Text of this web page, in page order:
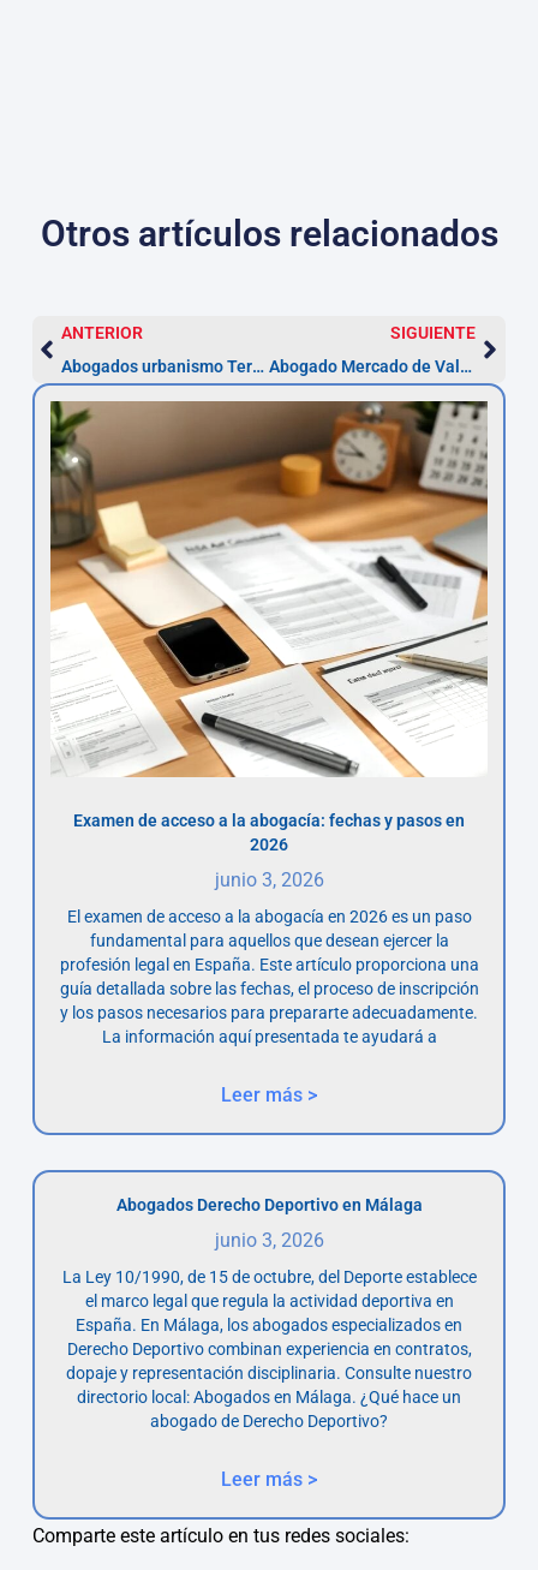
Otros artículos relacionados
ANTERIOR
Abogados urbanismo Terrassa: licencia en ~3 meses
SIGUIENTE
Abogado Mercado de Valores Terrassa — Reclama en 3-5 años
Examen de acceso a la abogacía: fechas y pasos en
2026
junio 3, 2026
El examen de acceso a la abogacía en 2026 es un paso
fundamental para aquellos que desean ejercer la
profesión legal en España. Este artículo proporciona una
guía detallada sobre las fechas, el proceso de inscripción
y los pasos necesarios para prepararte adecuadamente.
La información aquí presentada te ayudará a
Leer más >
Abogados Derecho Deportivo en Málaga
junio 3, 2026
La Ley 10/1990, de 15 de octubre, del Deporte establece
el marco legal que regula la actividad deportiva en
España. En Málaga, los abogados especializados en
Derecho Deportivo combinan experiencia en contratos,
dopaje y representación disciplinaria. Consulte nuestro
directorio local: Abogados en Málaga. ¿Qué hace un
abogado de Derecho Deportivo?
Leer más >
Comparte este artículo en tus redes sociales: